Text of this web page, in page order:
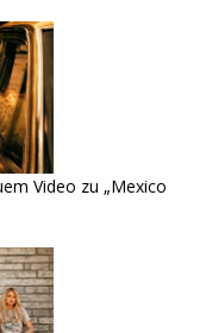
Video zu „Mexico